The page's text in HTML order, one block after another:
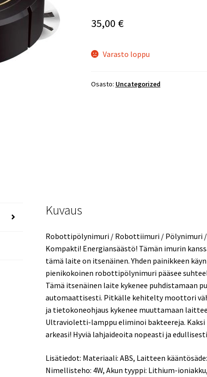
35,00 €
Varasto loppu
Osasto: Uncategorized
Kuvaus
Robottipölynimuri / Robottiimuri / Pölynimuri
Kompakti! Energiansäästö! Tämän imurin
tämä laite on itsenäinen. Yhden painikkeen
pienikokoinen robottipölynimuri pääsee
Tämä itsenäinen laite kykenee puhdistamaan
automaattisesti. Pitkälle kehitelty moottori
ja tietokoneohjaus kykenee muuttamaan
Ultravioletti-lamppu eliminoi bakteereja.
arkeasi! Hyviä lahjaideoita nopeasti ja
Lisätiedot: Materiaali: ABS, Laitteen
Nimellisteho: 4W, Akun tyyppi: Lithium-